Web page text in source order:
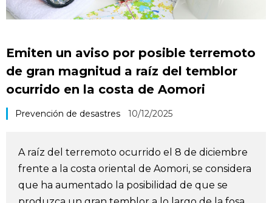
Tecnología
Vida
Vídeos e imágenes
En profundidad
Emiten un aviso por posible terremoto
de gran magnitud a raíz del temblor
ocurrido en la costa de Aomori
Prevención de desastres 10/12/2025
A raíz del terremoto ocurrido el 8 de diciembre
frente a la costa oriental de Aomori, se considera
que ha aumentado la posibilidad de que se